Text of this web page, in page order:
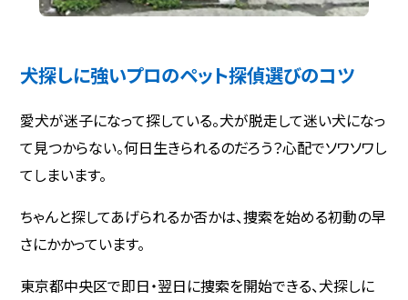
犬探しに強いプロのペット探偵選びのコツ
愛犬が迷子になって探している。犬が脱走して迷い犬になっ
て見つからない。何日生きられるのだろう？心配でソワソワし
てしまいます。
ちゃんと探してあげられるか否かは、捜索を始める初動の早
さにかかっています。
東京都中央区で即日・翌日に捜索を開始できる、犬探しに